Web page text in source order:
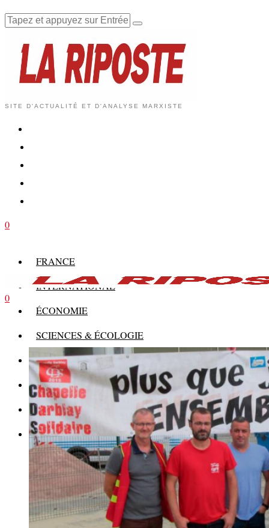
SITE D'ACTUALITÉ ET D'ANALYSE MARXISTE
0
FRANCE
INTERNATIONAL
ÉCONOMIE
SCIENCES & ÉCOLOGIE
HISTOIRE
THÉORIE
CULTURE
MULTIMÉDIAS
0